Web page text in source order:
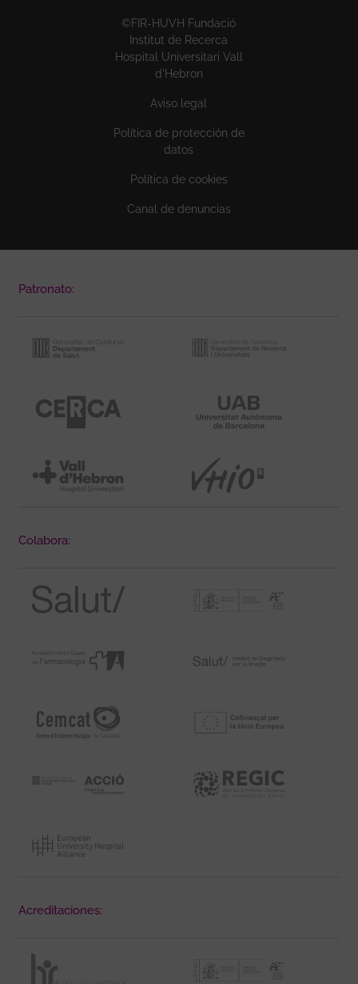
©FIR-HUVH Fundació
Institut de Recerca
Hospital Universitari Vall
d'Hebron
Aviso legal
Política de protección de
datos
Política de cookies
Canal de denuncias
Patronato:
Colabora:
Acreditaciones: